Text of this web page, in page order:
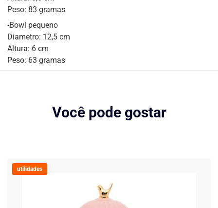
Peso: 83 gramas
-Bowl pequeno
Diametro: 12,5 cm
Altura: 6 cm
Peso: 63 gramas
Você pode gostar
utilidades